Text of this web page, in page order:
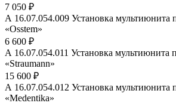
7 050 ₽
А 16.07.054.009 Установка мультиюнита
«Osstem»
6 600 ₽
А 16.07.054.011 Установка мультиюнита
«Straumann»
15 600 ₽
А 16.07.054.012 Установка мультиюнита
«Medentika»